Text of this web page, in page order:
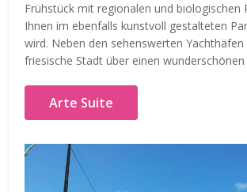
Frühstück mit regionalen und biologischen
Ihnen im ebenfalls kunstvoll gestalteten
wird. Neben den sehenswerten
friesische Stadt über einen wunderschönen
Arte Suite